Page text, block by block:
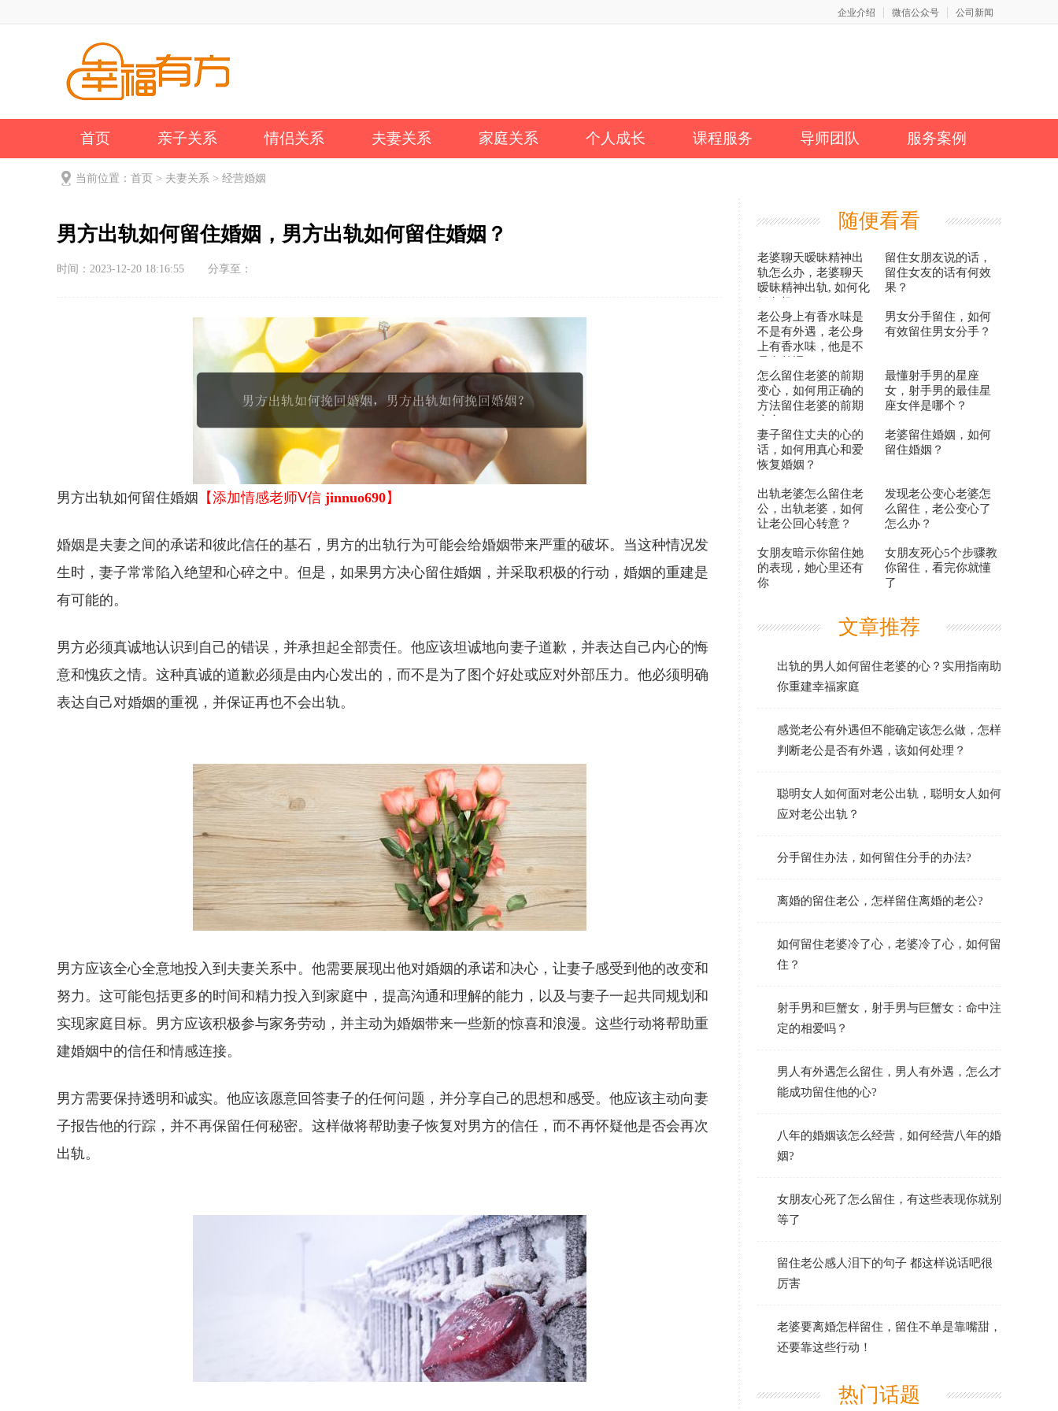
企业介绍 微信公众号 公司新闻
首页 亲子关系 情侣关系 夫妻关系 家庭关系 个人成长 课程服务 导师团队 服务案例
公司新闻 关于我们
当前位置： 首页 > 夫妻关系 > 经营婚姻
男方出轨如何留住婚姻，男方出轨如何留住婚姻？
时间：2023-12-20 18:16:55 分享至：
男方出轨如何留住婚姻 【添加情感老师Ⅴ信 jinnuo690】
婚姻是夫妻之间的承诺和彼此信任的基石，男方的出轨行为可能会给婚姻带来严重的破坏。当这种情况发
生时，妻子常常陷入绝望和心碎之中。但是，如果男方决心留住婚姻，并采取积极的行动，婚姻的重建是
有可能的。
男方必须真诚地认识到自己的错误，并承担起全部责任。他应该坦诚地向妻子道歉，并表达自己内心的悔
意和愧疚之情。这种真诚的道歉必须是由内心发出的，而不是为了图个好处或应对外部压力。他必须明确
表达自己对婚姻的重视，并保证再也不会出轨。
男方应该全心全意地投入到夫妻关系中。他需要展现出他对婚姻的承诺和决心，让妻子感受到他的改变和
努力。这可能包括更多的时间和精力投入到家庭中，提高沟通和理解的能力，以及与妻子一起共同规划和
实现家庭目标。男方应该积极参与家务劳动，并主动为婚姻带来一些新的惊喜和浪漫。这些行动将帮助重
建婚姻中的信任和情感连接。
男方需要保持透明和诚实。他应该愿意回答妻子的任何问题，并分享自己的思想和感受。他应该主动向妻
子报告他的行踪，并不再保留任何秘密。这样做将帮助妻子恢复对男方的信任，而不再怀疑他是否会再次
出轨。
随便看看
老婆聊天暧昧精神出
轨怎么办，老婆聊天
暧昧精神出轨, 如何化
留住女朋友说的话，
留住女友的话有何效
果？
老公身上有香水味是
不是有外遇，老公身
上有香水味，他是不
男女分手留住，如何
有效留住男女分手？
怎么留住老婆的前期
变心，如何用正确的
方法留住老婆的前期
最懂射手男的星座
女，射手男的最佳星
座女伴是哪个？
妻子留住丈夫的心的
话，如何用真心和爱
恢复婚姻？
老婆留住婚姻，如何
留住婚姻？
出轨老婆怎么留住老
公，出轨老婆，如何
让老公回心转意？
发现老公变心老婆怎
么留住，老公变心了
怎么办？
女朋友暗示你留住她
的表现，她心里还有
你
女朋友死心5个步骤教
你留住，看完你就懂
了
文章推荐
出轨的男人如何留住老婆的心？实用指南助
你重建幸福家庭
感觉老公有外遇但不能确定该怎么做，怎样
判断老公是否有外遇，该如何处理？
聪明女人如何面对老公出轨，聪明女人如何
应对老公出轨？
分手留住办法，如何留住分手的办法?
离婚的留住老公，怎样留住离婚的老公?
如何留住老婆冷了心，老婆冷了心，如何留
住？
射手男和巨蟹女，射手男与巨蟹女：命中注
定的相爱吗？
男人有外遇怎么留住，男人有外遇，怎么才
能成功留住他的心?
八年的婚姻该怎么经营，如何经营八年的婚
姻?
女朋友心死了怎么留住，有这些表现你就别
等了
留住老公感人泪下的句子 都这样说话吧很
厉害
老婆要离婚怎样留住，留住不单是靠嘴甜，
还要靠这些行动！
热门话题